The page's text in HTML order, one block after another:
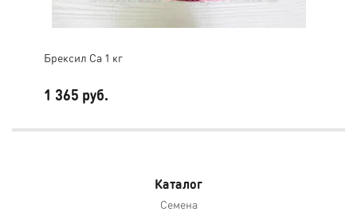
Брексил Cа 1 кг
1 365 руб.
Каталог
Семена